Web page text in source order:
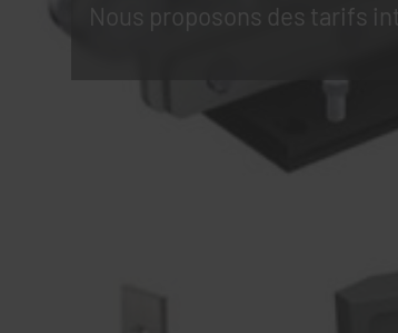
Nous proposons des tarifs